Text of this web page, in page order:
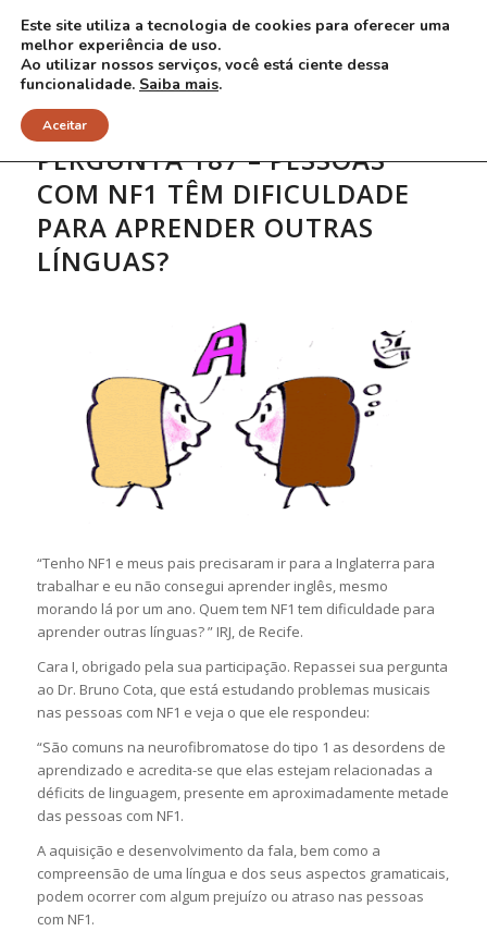
PERGUNTA 187 – PESSOAS
COM NF1 TÊM DIFICULDADE
PARA APRENDER OUTRAS
LÍNGUAS?
“Tenho NF1 e meus pais precisaram ir para a Inglaterra para
trabalhar e eu não consegui aprender inglês, mesmo
morando lá por um ano. Quem tem NF1 tem dificuldade para
aprender outras línguas? ” IRJ, de Recife.
Cara I, obrigado pela sua participação. Repassei sua pergunta
ao Dr. Bruno Cota, que está estudando problemas musicais
nas pessoas com NF1 e veja o que ele respondeu:
“São comuns na neurofibromatose do tipo 1 as desordens de
aprendizado e acredita-se que elas estejam relacionadas a
déficits de linguagem, presente em aproximadamente metade
das pessoas com NF1.
A aquisição e desenvolvimento da fala, bem como a
compreensão de uma língua e dos seus aspectos gramaticais,
podem ocorrer com algum prejuízo ou atraso nas pessoas
com NF1.
Este site utiliza a tecnologia de cookies para oferecer uma
melhor experiência de uso.
Ao utilizar nossos serviços, você está ciente dessa
funcionalidade. Saiba mais.
Aceitar